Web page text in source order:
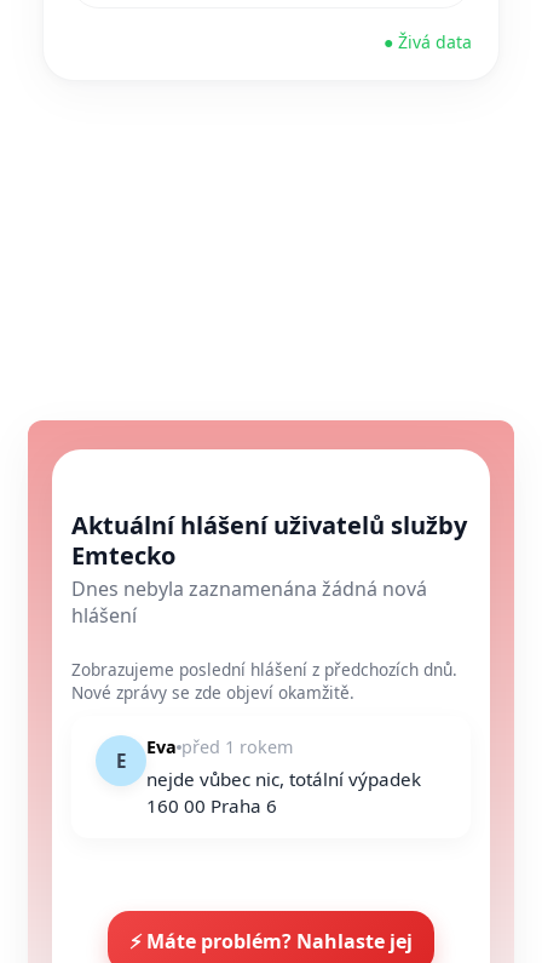
● Živá data
Aktuální hlášení uživatelů služby
Emtecko
Dnes nebyla zaznamenána žádná nová
hlášení
Zobrazujeme poslední hlášení z předchozích dnů.
Nové zprávy se zde objeví okamžitě.
E
Eva před 1 rokem
nejde vůbec nic, totální výpadek
160 00 Praha 6
⚡ Máte problém? Nahlaste jej